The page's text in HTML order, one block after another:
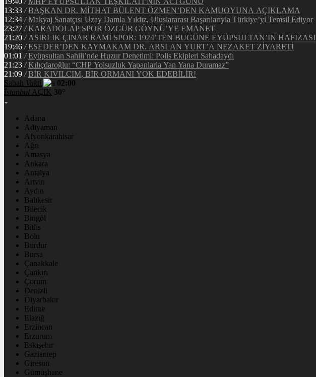
13:33 / BAŞKAN DR. MİTHAT BÜLENT ÖZMEN’DEN KAMUOYUNA AÇIKLAMA
12:34 / Makyaj Sanatçısı Uzay Damla Yıldız, Uluslararası Başarılarıyla Türkiye’yi Temsil Ediyor
23:27 / KARADOLAP SPOR ÖZGÜR GÖYNÜ’YE EMANET
21:20 / ASIRLIK ÇINAR RAMİ SPOR: 1924’TEN BUGÜNE EYÜPSULTAN’IN HAFIZASI
19:46 / ESEDER’DEN KAYMAKAM DR. ARSLAN YURT’A NEZAKET ZİYARETİ
01:01 / Eyüpsultan Sahili’nde Huzur Denetimi: Polis Ekipleri Sahadaydı
21:23 / Kılıçdaroğlu: “CHP Yolsuzluk Yapanlarla Yan Yana Duramaz”
21:09 / BİR KIVILCIM, BİR ORMANI YOK EDEBİLİR!
Sabah Vakti
02:00
İstanbul AÇIK 30°
Adana
Adıyaman
Afyonkarahisar
Ağrı
Amasya
Ankara
Antalya
Artvin
Aydın
Balıkesir
Bilecik
Bingöl
Bitlis
Bolu
Burdur
Bursa
Çanakkale
Çankırı
Çorum
Denizli
Diyarbakır
Edirne
Elazığ
Erzincan
Erzurum
Eskişehir
Gaziantep
Giresun
Gümüşhane